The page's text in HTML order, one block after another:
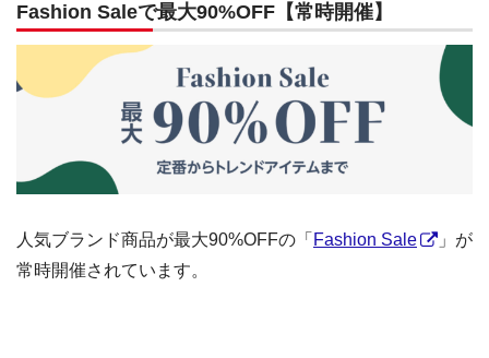
Fashion Saleで最大90%OFF【常時開催】
人気ブランド商品が最大90%OFFの「 Fashion Sale
」が
常時開催されています。